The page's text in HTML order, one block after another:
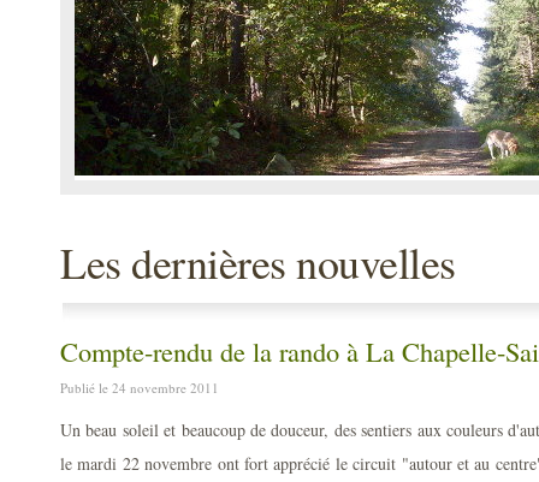
Les dernières nouvelles
Compte-rendu de la rando à La Chapelle-
Publié le 24 novembre 2011
Un beau soleil et beaucoup de douceur, des sentiers aux couleurs
le mardi 22 novembre ont fort apprécié le circuit "autour et au